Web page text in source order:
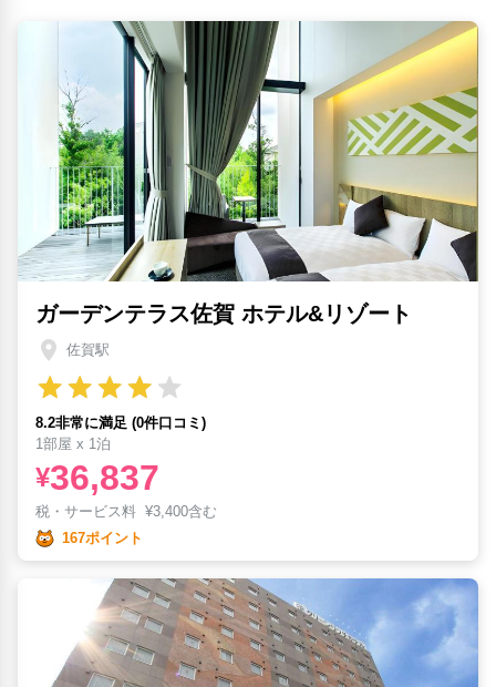
ガーデンテラス佐賀 ホテル&リゾート
佐賀駅
8.2非常に満足 (0件口コミ)
1部屋 x 1泊
¥36,837
税・サービス料 ¥3,400含む
167ポイント